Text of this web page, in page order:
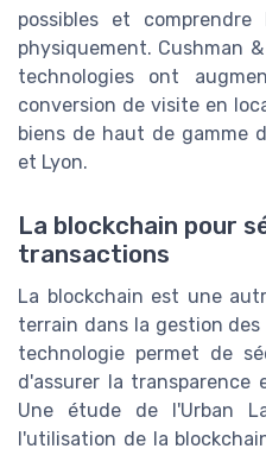
possibles et
physiquement. Cushman
technologies ont
conversion de visite en
biens de haut de gamme
et Lyon.
La blockchain pour
transactions
La blockchain est une
terrain dans la gestion
technologie permet de
d'assurer la transparence
Une étude de l'Urban
l'utilisation de la